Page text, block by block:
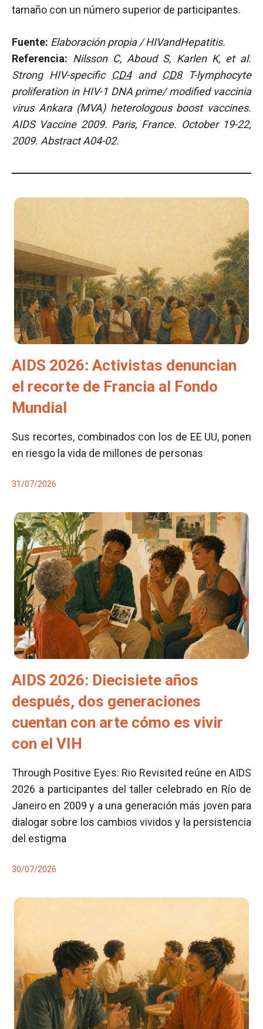
tamaño con un número superior de participantes.
Fuente: Elaboración propia / HIVandHepatitis.
Referencia: Nilsson C, Aboud S, Karlen K, et al.
Strong HIV-specific CD4and CD8T-lymphocyte
proliferation in HIV-1 DNA prime/ modified vaccinia
virus Ankara (MVA) heterologous boost vaccines.
AIDS Vaccine 2009. Paris, France. October 19-22,
2009. Abstract A04-02.
AIDS 2026: Activistas denuncian
el recorte de Francia al Fondo
Mundial
Sus recortes, combinados con los de EE UU, ponen
en riesgo la vida de millones de personas
31/07/2026
AIDS 2026: Diecisiete años
después, dos generaciones
cuentan con arte cómo es vivir
con el VIH
Through Positive Eyes: Rio Revisited reúne en AIDS
2026 a participantes del taller celebrado en Río de
Janeiro en 2009 y a una generación más joven para
dialogar sobre los cambios vividos y la persistencia
del estigma
30/07/2026